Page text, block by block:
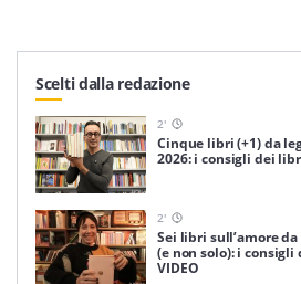
Scelti dalla redazione
2'
Cinque libri (+1) da
2026: i consigli dei
2'
Sei libri sull’amore
(e non solo): i
VIDEO